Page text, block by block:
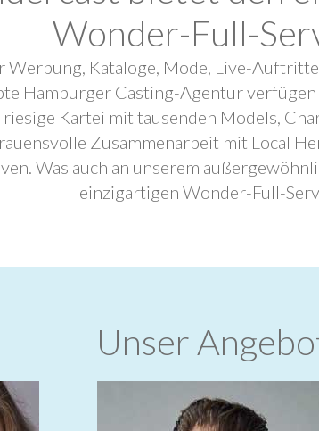
Wonder-Full-
Kataloge, Mode, Live-
Hamburger Casting-Agentur
Kartei mit tausenden Models,
Zusammenarbeit mit Local
Was auch an unserem
einzigartigen Wonder-Full-
Unser